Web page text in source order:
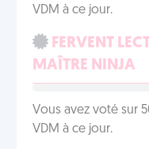
VDM à ce jour.
FERVENT
MAÎTRE NINJA
Vous avez voté sur
VDM à ce jour.